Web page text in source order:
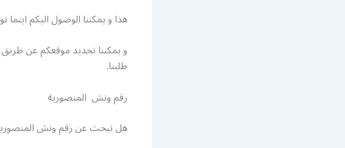
هذا و يمكننا الوصول اليكم
طلبنا.
رقم ونش المنصورية
هل تبحث عن رقم ونش